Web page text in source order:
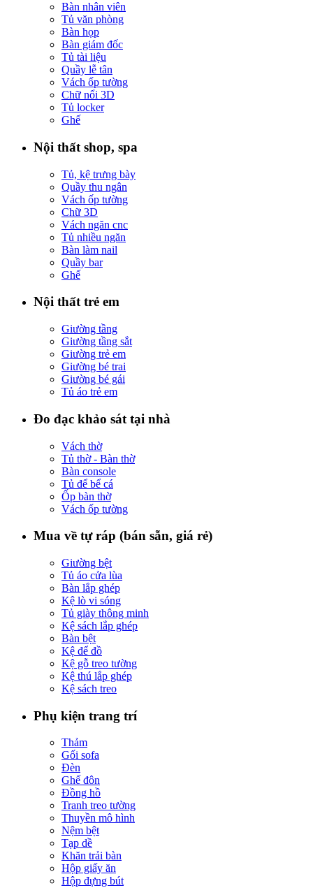
Bàn nhân viên
Tủ văn phòng
Bàn họp
Bàn giám đốc
Tủ tài liệu
Quầy lễ tân
Vách ốp tường
Chữ nổi 3D
Tủ locker
Ghế
Nội thất shop, spa
Tủ, kệ trưng bày
Quầy thu ngân
Vách ốp tường
Chữ 3D
Vách ngăn cnc
Tủ nhiều ngăn
Bàn làm nail
Quầy bar
Ghế
Nội thất trẻ em
Giường tầng
Giường tầng sắt
Giường trẻ em
Giường bé trai
Giường bé gái
Tủ áo trẻ em
Đo đạc khảo sát tại nhà
Vách thờ
Tủ thờ - Bàn thờ
Bàn console
Tủ để bể cá
Ốp bàn thờ
Vách ốp tường
Mua về tự ráp (bán sẵn, giá rẻ)
Giường bệt
Tủ áo cửa lùa
Bàn lắp ghép
Kệ lò vi sóng
Tủ giày thông minh
Kệ sách lắp ghép
Bàn bệt
Kệ để đồ
Kệ gỗ treo tường
Kệ thú lắp ghép
Kệ sách treo
Phụ kiện trang trí
Thảm
Gối sofa
Đèn
Ghế đôn
Đồng hồ
Tranh treo tường
Thuyền mô hình
Nệm bệt
Tạp dề
Khăn trải bàn
Hộp giấy ăn
Hộp đựng bút